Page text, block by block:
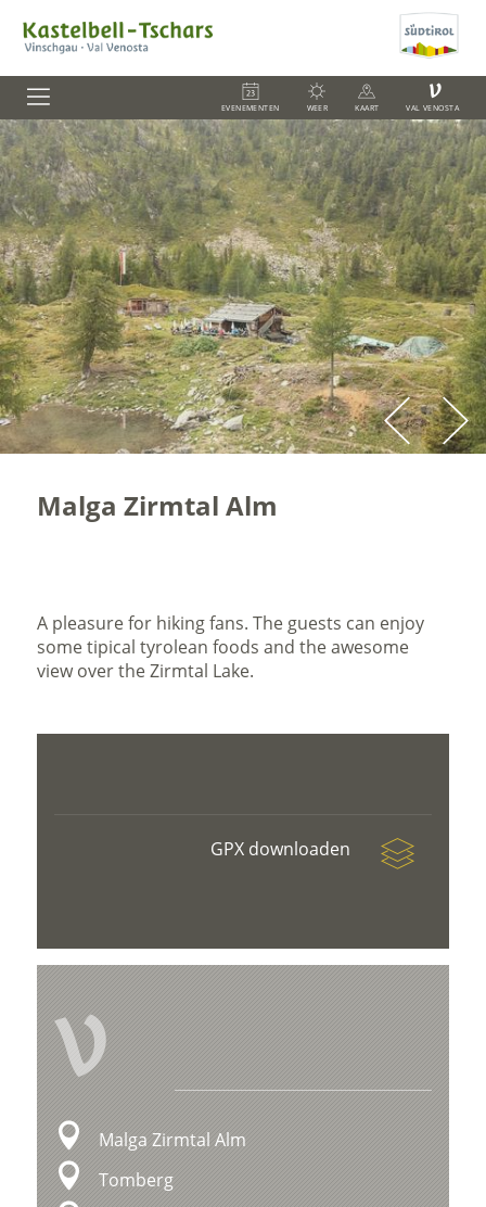
EVENEMENTEN WEER KAART
V
VAL VENOSTA
Malga Zirmtal Alm
A pleasure for hiking fans. The guests can enjoy
some tipical tyrolean foods and the awesome
view over the Zirmtal Lake.
GPX downloaden
V
Malga Zirmtal Alm
Tomberg